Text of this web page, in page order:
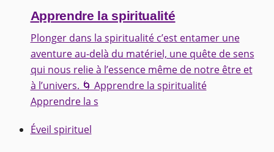
Apprendre la spiritualité
Plonger dans la spiritualité c’est entamer une
aventure au-delà du matériel, une quête de sens
qui nous relie à l’essence même de notre être et
à l’univers. 🌀 Apprendre la spiritualité
Apprendre la s
Éveil spirituel